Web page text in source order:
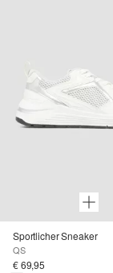
Sportlicher Sneaker
QS
€ 69,95